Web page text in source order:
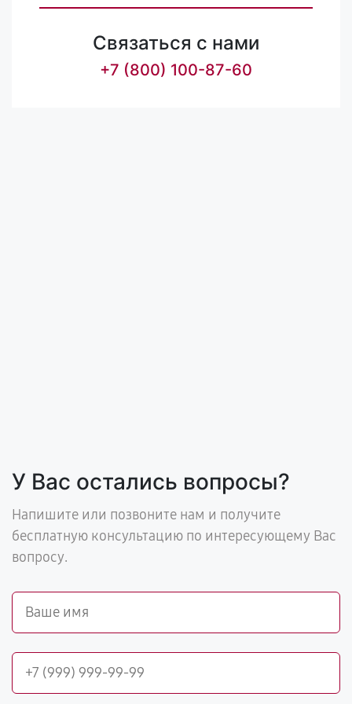
Связаться с нами
+7 (800) 100-87-60
У Вас остались вопросы?
Напишите или позвоните нам и получите
бесплатную консультацию по интересующему Вас
вопросу.